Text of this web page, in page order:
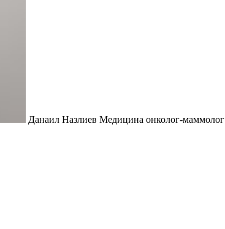
Данаил Назлиев Медицина онколог-маммолог